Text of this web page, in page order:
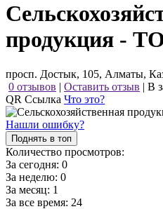
продукция -
просп. Достык, 105, Алматы,
0 отзывов | Оставить отзыв | В
QR Ссылка Что это?
Нашли ошибку?
Поднять в топ
Количество просмотров:
За сегодня: 0
За неделю: 0
За месяц: 1
За все время: 24